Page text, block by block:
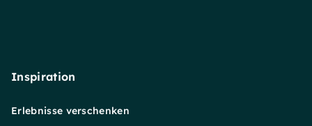
Inspiration
Erlebnisse verschenken